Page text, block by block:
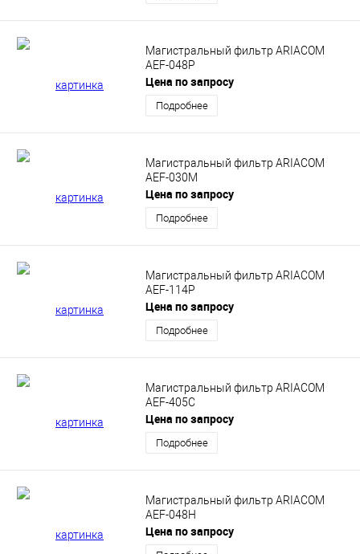
Магистральный фильтр ARIACOM
AEF-048P
Цена по запросу
Подробнее
Магистральный фильтр ARIACOM
AEF-030M
Цена по запросу
Подробнее
Магистральный фильтр ARIACOM
AEF-114P
Цена по запросу
Подробнее
Магистральный фильтр ARIACOM
AEF-405C
Цена по запросу
Подробнее
Магистральный фильтр ARIACOM
AEF-048H
Цена по запросу